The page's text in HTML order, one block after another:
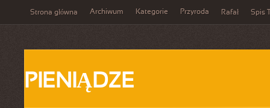
Strona główna Archiwum Kategorie Przyroda Rafał Spis
PIENIĄDZE